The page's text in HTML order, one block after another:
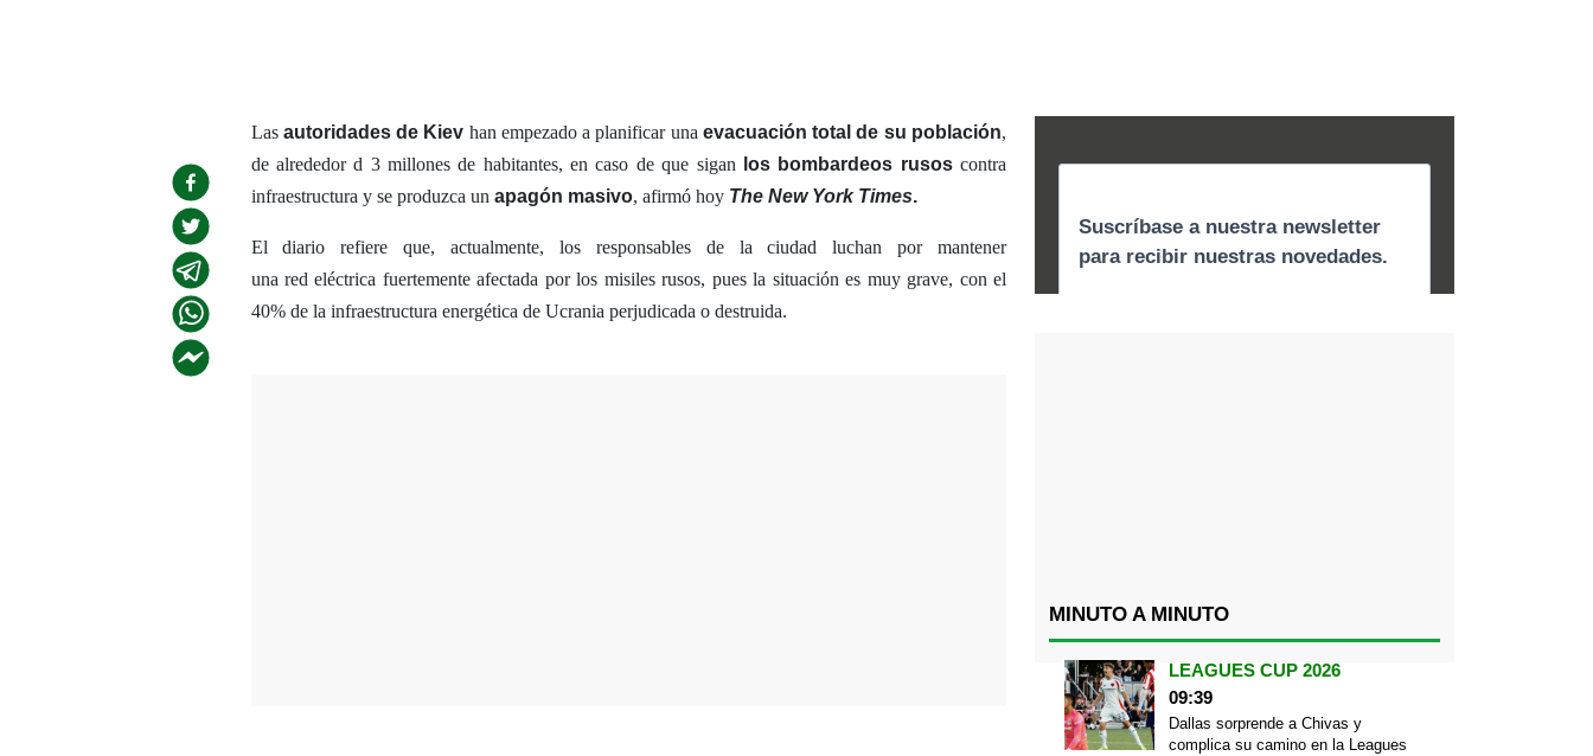
Las autoridades de Kiev han empezado a planificar una evacuación total de su población,
de alrededor d 3 millones de habitantes, en caso de que sigan
los bombardeos rusoscontra
infraestructura y se produzca un apagón masivo, afirmó hoy The New York Times.
El diario refiere que, actualmente, los responsables de la ciudad luchan por mantener
una red eléctrica fuertemente afectada por los misiles rusos, pues la situación es muy grave, con el
40% de la infraestructura energética de Ucrania perjudicada o destruida.
MINUTO A MINUTO
LEAGUES CUP 2026
09:39
Dallas sorprende a Chivas y
complica su camino en la Leagues